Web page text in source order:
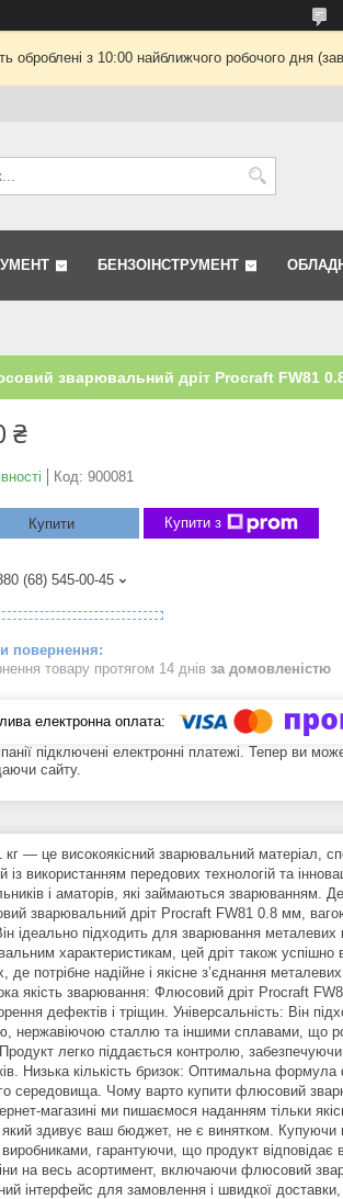
оброблені з 10:00 найближчого робочого дня
БЕНЗОІНСТРУМЕНТ
зварювальний дріт Procraft FW81
₴
Код: 900081
Купити Купити з
(68) 545-00-45
товару протягом 14 днів за домовленістю
підключені електронні платежі. Тепер ви
сайту.
— це високоякісний зварювальний матеріал,
використанням передових технологій та
і аматорів, які займаються зварюванням.
зварювальний дріт Procraft FW81 0.8 мм,
ідеально підходить для зварювання металевих
характеристикам, цей дріт також успішно
де потрібне надійне і якісне з’єднання
якість зварювання: Флюсовий дріт Procraft
дефектів і тріщин. Універсальність: Він
нержавіючою сталлю та іншими сплавами, що
легко піддається контролю,
Низька кількість бризок: Оптимальна формула
середовища. Чому варто купити флюсовий
магазині ми пишаємося наданням тільки
здивує ваш бюджет, не є винятком. Купуючи
гарантуючи, що продукт відповідає
на весь асортимент, включаючи флюсовий
інтерфейс для замовлення і швидкої